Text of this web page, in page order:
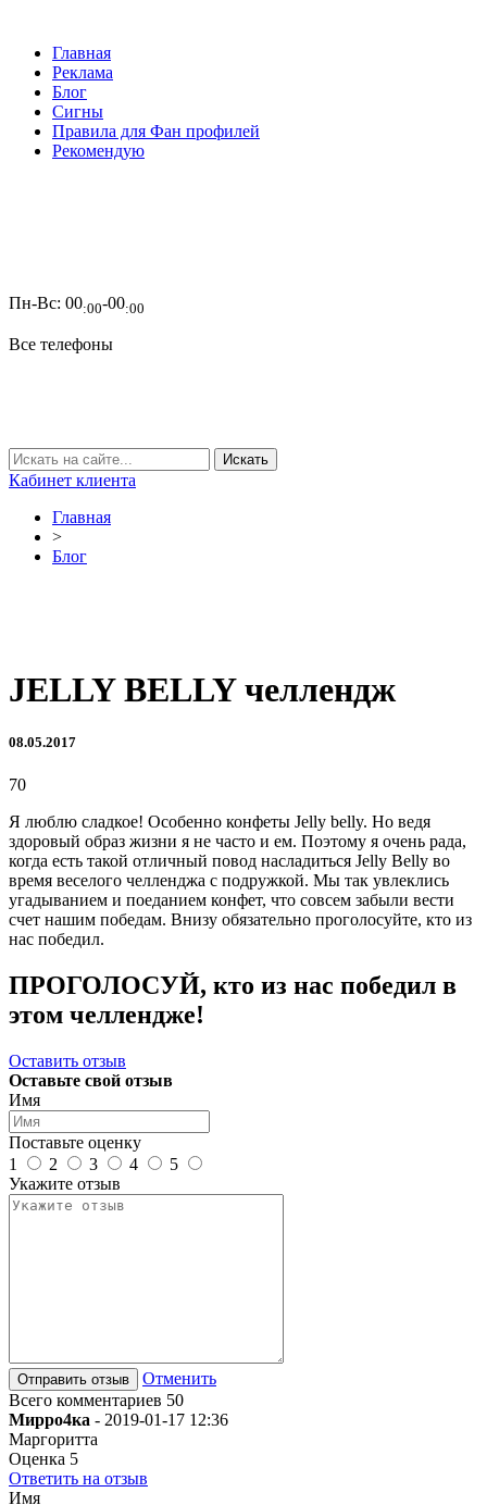
Главная
Реклама
Блог
Сигны
Правила для Фан профилей
Рекомендую
Пн-Вс: 00:00-00:00
Все телефоны
Кабинет клиента
Главная
>
Блог
JELLY BELLY челлендж
08.05.2017
70
Я люблю сладкое! Особенно конфеты Jelly belly. Но ведя
здоровый образ жизни я не часто и ем. Поэтому я очень рада,
когда есть такой отличный повод насладиться Jelly Belly во
время веселого челленджа с подружкой. Мы так увлеклись
угадыванием и поеданием конфет, что совсем забыли вести
счет нашим победам. Внизу обязательно проголосуйте, кто из
нас победил.
ПРОГОЛОСУЙ, кто из нас победил в
этом челлендже!
Оставить отзыв
Оставьте свой отзыв
Имя
Поставьте оценку
1
2 3 4
5
Укажите отзыв
Отменить
Всего комментариев 50
Мирро4ка - 2019-01-17 12:36
Маргоритта
Оценка 5
Ответить на отзыв
Имя